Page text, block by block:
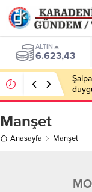
ALTIN
6.623,43
Manşet
Anasayfa Manşet